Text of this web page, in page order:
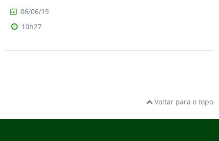
06/06/19
10h27
Voltar para o topo